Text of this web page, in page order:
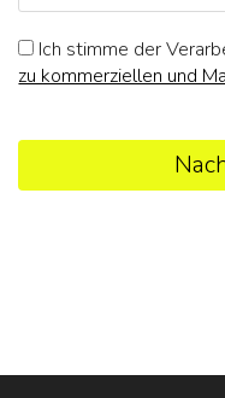
Ich stimme der
zu kommerziellen und